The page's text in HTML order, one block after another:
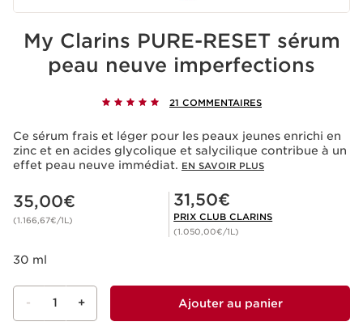
My Clarins PURE-RESET sérum
peau neuve imperfections
21 COMMENTAIRES
Ce sérum frais et léger pour les peaux jeunes enrichi en
zinc et en acides glycolique et salycilique contribue à un
effet peau neuve immédiat. EN SAVOIR PLUS
Nouveau prix 35,00€
35,00€
(1.166,67€/1L)
Prix Club Clarins 31,50€
31,50€
PRIX CLUB CLARINS
(1.050,00€/1L)
30 ml
- 1 + Ajouter au panier